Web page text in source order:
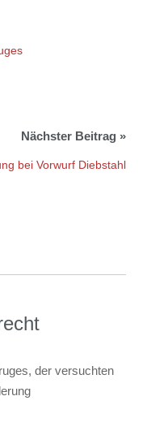
bei Vorwurf Diebstahl
der versuchten